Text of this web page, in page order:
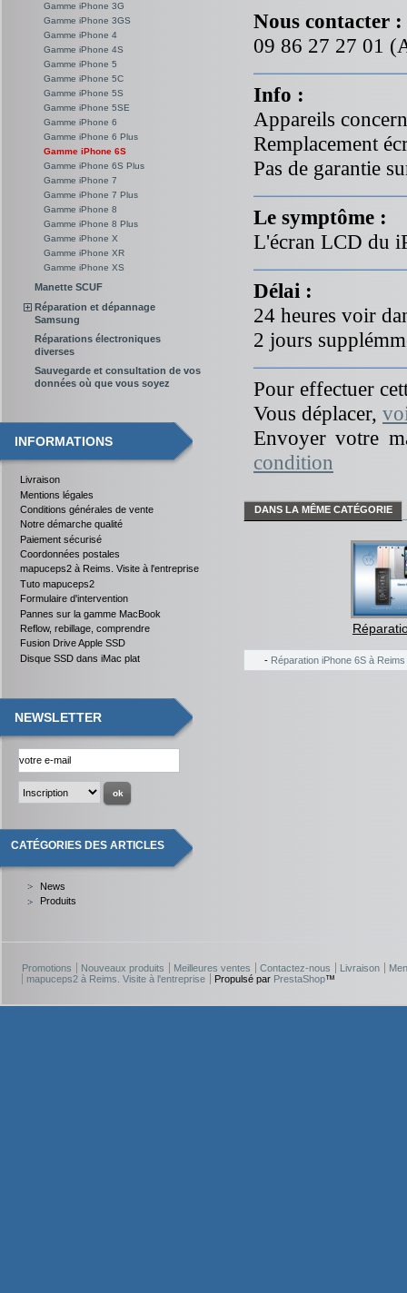
Gamme iPhone 3G
Gamme iPhone 3GS
Gamme iPhone 4
Gamme iPhone 4S
Gamme iPhone 5
Gamme iPhone 5C
Gamme iPhone 5S
Gamme iPhone 5SE
Gamme iPhone 6
Gamme iPhone 6 Plus
Gamme iPhone 6S
Gamme iPhone 6S Plus
Gamme iPhone 7
Gamme iPhone 7 Plus
Gamme iPhone 8
Gamme iPhone 8 Plus
Gamme iPhone X
Gamme iPhone XR
Gamme iPhone XS
Manette SCUF
Réparation et dépannage
Samsung
Réparations électroniques
diverses
Sauvegarde et consultation de vos
données où que vous soyez
INFORMATIONS
Livraison
Mentions légales
Conditions générales de vente
Notre démarche qualité
Paiement sécurisé
Coordonnées postales
mapuceps2 à Reims. Visite à l'entreprise
Tuto mapuceps2
Formulaire d'intervention
Pannes sur la gamme MacBook
Reflow, rebillage, comprendre
Fusion Drive Apple SSD
Disque SSD dans iMac plat
NEWSLETTER
CATÉGORIES DES ARTICLES
News
Produits
Nous contacter :
09 86 27 27 01
Info :
Appareils
Remplacement
Pas de garantie
Le symptôme :
L'écran LCD du
Délai :
24 heures voir
2 jours
Pour effectuer
Vous déplacer,
Envoyer votre
condition
DANS LA MÊME CATÉGORIE
- Réparation iPhone 6S à Reims
Promotions Nouveaux produits Meilleures ventes Contactez-nous Livraison
mapuceps2 à Reims. Visite à l'entreprise
Propulsé par PrestaShop™